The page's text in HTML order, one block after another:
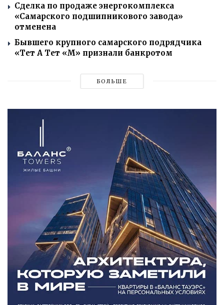
Сделка по продаже энергокомплекса
«Самарского подшипникового завода»
отменена
Бывшего крупного самарского подрядчика
«Тет А Тет «М» признали банкротом
БОЛЬШЕ